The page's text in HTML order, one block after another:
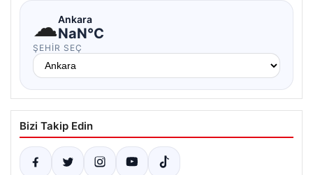
☁Ankara
NaN°C
ŞEHIR SEÇ
Bizi Takip Edin